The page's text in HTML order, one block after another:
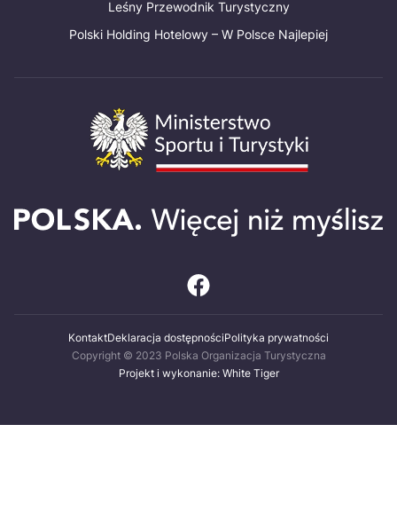
Leśny Przewodnik Turystyczny
Polski Holding Hotelowy – W Polsce Najlepiej
KontaktDeklaracja dostępnościPolityka prywatności
Copyright © 2023 Polska Organizacja Turystyczna
Projekt i wykonanie: White Tiger